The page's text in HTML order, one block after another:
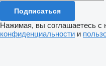
Подписаться
Нажимая, вы соглашаетесь с
конфиденциальности и